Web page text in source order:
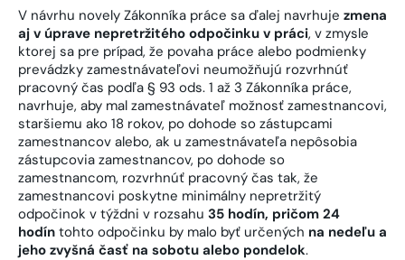
V návrhu novely Zákonníka práce sa ďalej navrhuje zmena
aj v úprave nepretržitého odpočinku v práci, v zmysle
ktorej sa pre prípad, že povaha práce alebo podmienky
prevádzky zamestnávateľovi neumožňujú rozvrhnúť
pracovný čas podľa § 93 ods. 1 až 3 Zákonníka práce,
navrhuje, aby mal zamestnávateľ možnosť zamestnancovi,
staršiemu ako 18 rokov, po dohode so zástupcami
zamestnancov alebo, ak u zamestnávateľa nepôsobia
zástupcovia zamestnancov, po dohode so
zamestnancom, rozvrhnúť pracovný čas tak, že
zamestnancovi poskytne minimálny nepretržitý
odpočinok v týždni v rozsahu 35 hodín, pričom 24
hodín tohto odpočinku by malo byť určených na nedeľu a
jeho zvyšná časť na sobotu alebo pondelok.